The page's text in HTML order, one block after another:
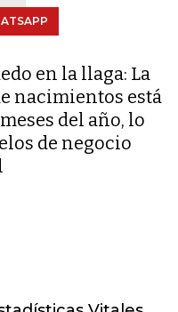
en la llaga: La
nacimientos está
del año, lo
de negocio